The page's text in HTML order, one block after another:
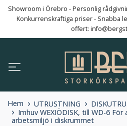
Showroom i Örebro - Personlig
Konkurrenskraftiga priser - Snabba
offert:
Hem UTRUSTNING
Imhuv WEXIÖDISK, till WD-6
arbetsmiljö i diskrummet